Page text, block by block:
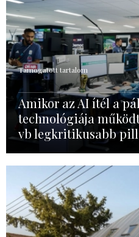
Támogatott tartalom
Amikor az AI ítél a
technológiája
vb legkritikusabb